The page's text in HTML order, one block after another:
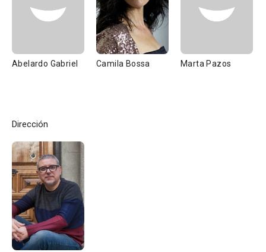
Abelardo Gabriel Camila Bossa Marta Pazos
Dirección